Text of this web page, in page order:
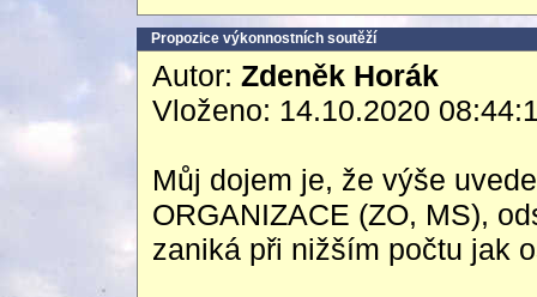
Propozice výkonnostních soutěží
Autor: Zdeněk Horák
Vloženo: 14.10.2020
Můj dojem je, že výše
ORGANIZACE (ZO, MS),
zaniká při nižším počtu jak